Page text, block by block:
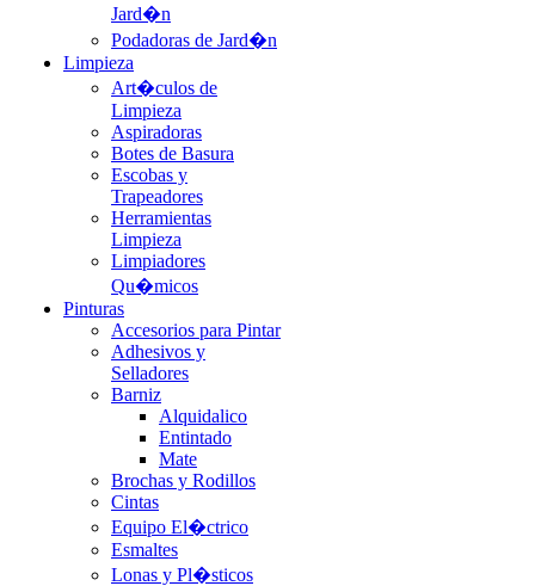
Jard�n
Podadoras de Jard�n
Limpieza
Art�culos de
Limpieza
Aspiradoras
Botes de Basura
Escobas y
Trapeadores
Herramientas
Limpieza
Limpiadores
Qu�micos
Pinturas
Accesorios para Pintar
Adhesivos y
Selladores
Barniz
Alquidalico
Entintado
Mate
Brochas y Rodillos
Cintas
Equipo El�ctrico
Esmaltes
Lonas y Pl�sticos